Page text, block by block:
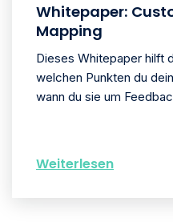
Whitepaper:
Mapping
Dieses Whitepaper hilft
welchen Punkten du
wann du sie um
Weiterlesen